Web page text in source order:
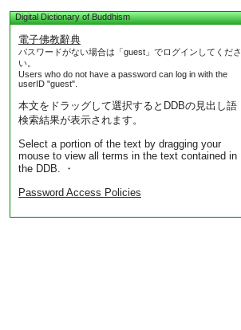
Digital Dictionary of Buddhism
電子佛教辭典
パスワードがない場合は「guest」でログインしてくださ
い。
Users who do not have a password can log in with the
userID "guest".
本文をドラッグして選択するとDDBの見出し語
検索結果が表示されます。
Select a portion of the text by dragging your
mouse to view all terms in the text contained in
the DDB. ・
Password Access Policies